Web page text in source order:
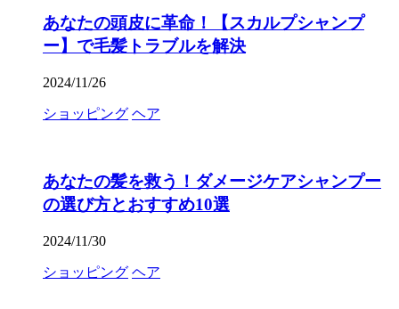
あなたの頭皮に革命！【スカルプシャンプ
ー】で毛髪トラブルを解決
2024/11/26
ショッピング ヘア
あなたの髪を救う！ダメージケアシャンプー
の選び方とおすすめ10選
2024/11/30
ショッピング ヘア